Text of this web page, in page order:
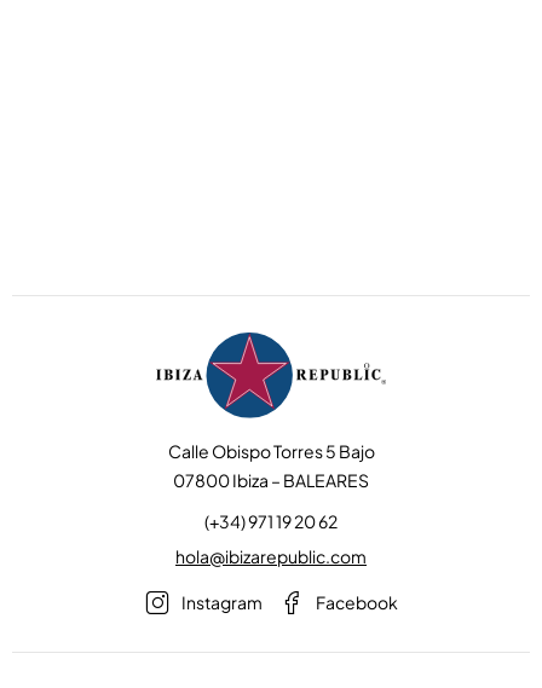
Calle Obispo Torres 5 Bajo
07800 Ibiza – BALEARES
(+34) 971 19 20 62
hola@ibizarepublic.com
Instagram Facebook